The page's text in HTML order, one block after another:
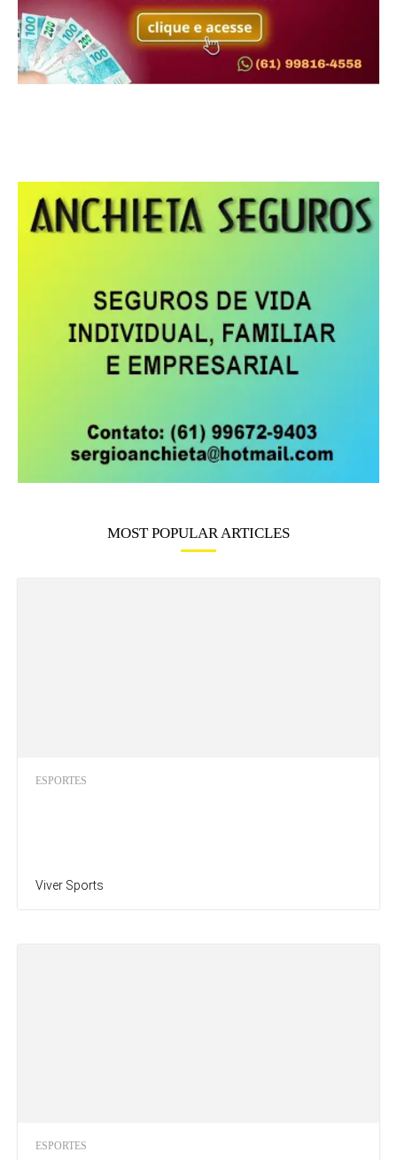
MOST POPULAR ARTICLES
ESPORTES
Viver Sports
ESPORTES